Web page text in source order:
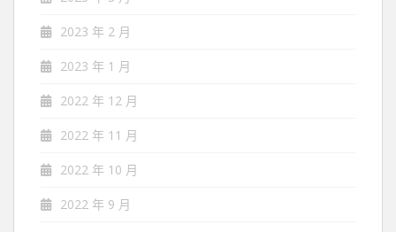
2023 年 2 月
2023 年 1 月
2022 年 12 月
2022 年 11 月
2022 年 10 月
2022 年 9 月